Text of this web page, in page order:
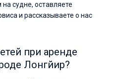
судне, оставляете
и рассказываете о нас
при аренде
Лонгйир?